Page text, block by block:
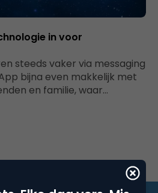
in voor
steeds vaker via messaging
bijna even makkelijk met
en familie, waar…